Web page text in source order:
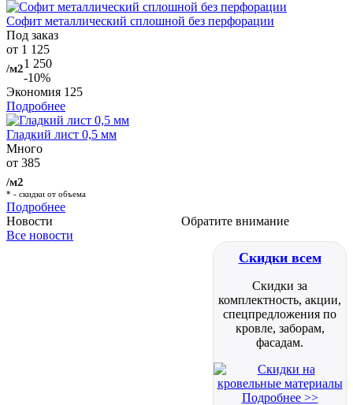
Софит металлический сплошной без перфорации
Под заказ
от 1 125
/м21 250
-10%
Экономия 125
Подробнее
Гладкий лист 0,5 мм
Много
от 385
/м2
* - скидки от объема
Подробнее
Обратите внимание
Скидки всем
Скидки за
комплектность, акции,
спецпредложения по
кровле, заборам,
фасадам.
Подробнее >>
Новости
Все новости